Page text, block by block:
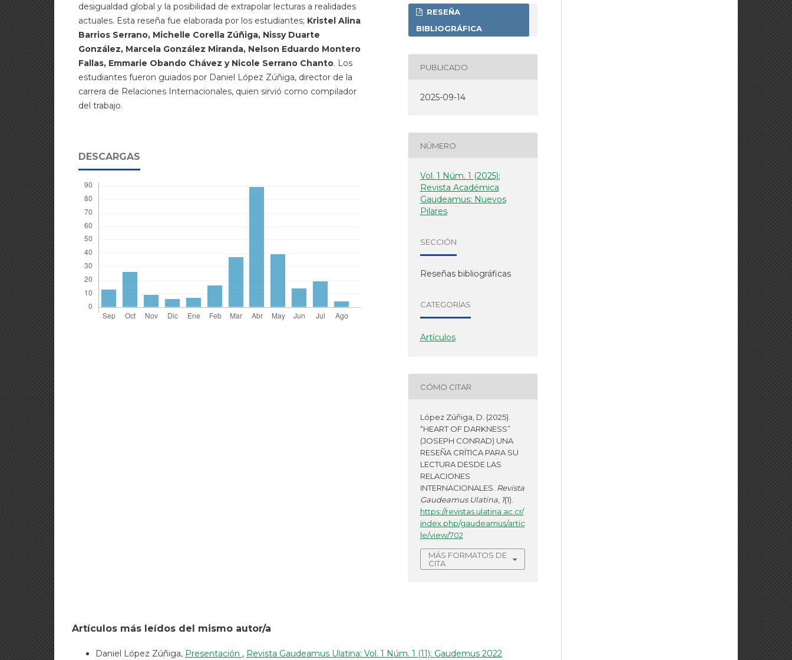
desigualdad global y la posibilidad de extrapolar lecturas a realidades
actuales. Esta reseña fue elaborada por los estudiantes; Kristel Alina
Barrios Serrano, Michelle Corella Zúñiga, Nissy Duarte
González, Marcela González Miranda, Nelson Eduardo Montero
Fallas, Emmarie Obando Chávez y Nicole Serrano Chanto. Los
estudiantes fueron guiados por Daniel López Zúñiga, director de la
carrera de Relaciones Internacionales, quien sirvió como compilador
del trabajo.
DESCARGAS
RESEÑA
BIBLIOGRÁFICA
PUBLICADO
2025-09-14
NÚMERO
Vol. 1 Núm. 1 (2025):
Revista Académica
Gaudeamus: Nuevos
Pilares
SECCIÓN
Reseñas bibliográficas
CATEGORÍAS
Artículos
CÓMO CITAR
López Zúñiga, D. (2025).
“HEART OF DARKNESS”
(JOSEPH CONRAD) UNA
RESEÑA CRÍTICA PARA SU
LECTURA DESDE LAS
RELACIONES
INTERNACIONALES. Revista
Gaudeamus Ulatina, 1(1).
https://revistas.ulatina.ac.cr/
index.php/gaudeamus/artic
le/view/702
MÁS FORMATOS DE
CITA
Artículos más leídos del mismo autor/a
Daniel López Zúñiga, Presentación , Revista Gaudeamus Ulatina: Vol. 1 Núm. 1 (11): Gaudemus 2022